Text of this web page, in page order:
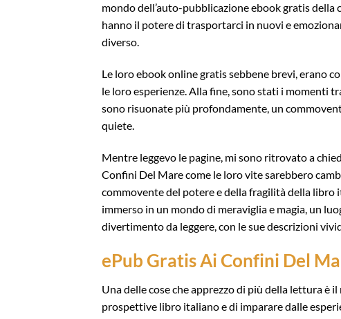
mondo dell’auto-pubblicazione ebook gratis
hanno il potere di trasportarci in nuovi e
diverso.
Le loro ebook online gratis sebbene brevi, erano
le loro esperienze. Alla fine, sono stati i momenti
sono risuonate più profondamente, un
quiete.
Mentre leggevo le pagine, mi sono ritrovato a
Confini Del Mare come le loro vite sarebbero
commovente del potere e della fragilità della
immerso in un mondo di meraviglia e magia, un
divertimento da leggere, con le sue descrizioni
ePub Gratis Ai Confini Del
Una delle cose che apprezzo di più della lettura è
prospettive libro italiano e di imparare dalle